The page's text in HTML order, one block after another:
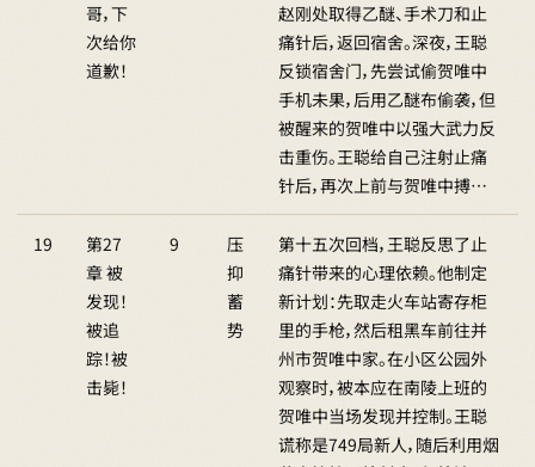
哥，下
次给你
道歉！
赵刚处取得乙醚、手术刀和止
痛针后，返回宿舍。深夜，王聪
反锁宿舍门，先尝试偷贺唯中
手机未果，后用乙醚布偷袭，但
被醒来的贺唯中以强大武力反
击重伤。王聪给自己注射止痛
针后，再次上前与贺唯中搏…
19
第27
章 被
发现！
被追
踪！被
击毙！
9
压
抑
蓄
势
第十五次回档，王聪反思了止
痛针带来的心理依赖。他制定
新计划：先取走火车站寄存柜
里的手枪，然后租黑车前往并
州市贺唯中家。在小区公园外
观察时，被本应在南陵上班的
贺唯中当场发现并控制。王聪
谎称是749局新人，随后利用烟